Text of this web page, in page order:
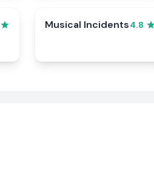
Musical Incidents4.8